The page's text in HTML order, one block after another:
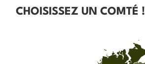
CHOISISSEZ UN COMTÉ !